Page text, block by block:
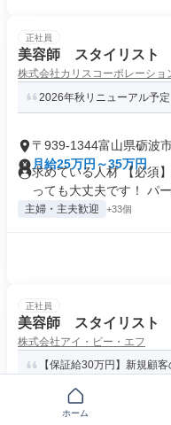
正社員
美容師 スタイリスト
株式会社カリスコーポレーショ
2026年秋リニューアル予
〒939-1344富山県砺波
月給25万円～35万円
求めている人材 【必須
っても大丈夫です！ パー
主婦・主夫歓迎 +33個
正社員
美容師 スタイリスト
株式会社アイ・ビー・エフ
【保証給30万円】新規顧
ホーム